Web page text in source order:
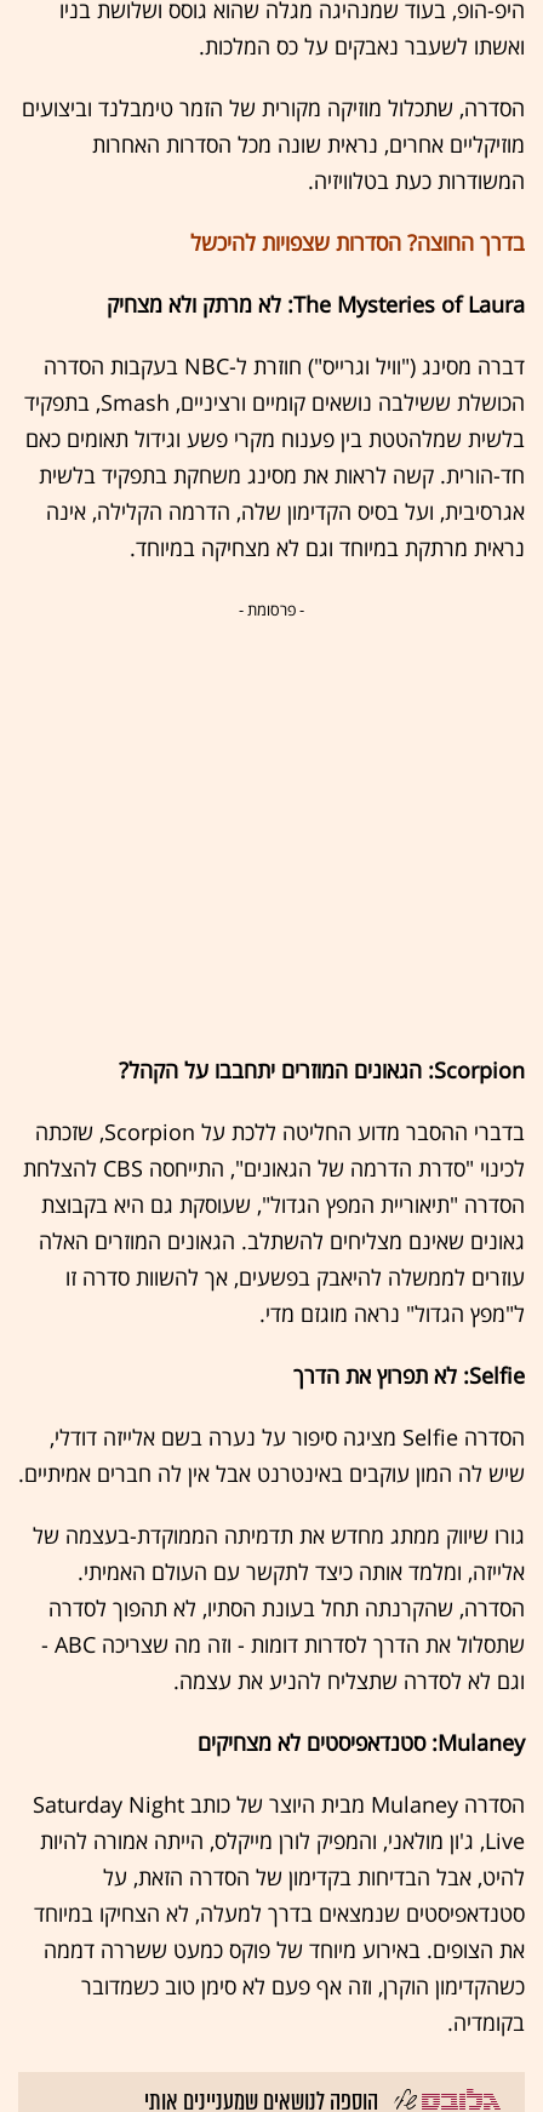
היפ-הופ, בעוד שמנהיגה מגלה שהוא גוסס ושלושת בניו
ואשתו לשעבר נאבקים על כס המלכות.
הסדרה, שתכלול מוזיקה מקורית של הזמר טימבלנד וביצועים
מוזיקליים אחרים, נראית שונה מכל הסדרות האחרות
המשודרות כעת בטלוויזיה.
בדרך החוצה? הסדרות שצפויות להיכשל
The Mysteries of Laura: לא מרתק ולא מצחיק
דברה מסינג ("וויל וגרייס") חוזרת ל-NBC בעקבות הסדרה
הכושלת ששילבה נושאים קומיים ורציניים, Smash, בתפקיד
בלשית שמלהטטת בין פענוח מקרי פשע וגידול תאומים כאם
חד-הורית. קשה לראות את מסינג משחקת בתפקיד בלשית
אגרסיבית, ועל בסיס הקדימון שלה, הדרמה הקלילה, אינה
נראית מרתקת במיוחד וגם לא מצחיקה במיוחד.
- פרסומת -
Scorpion: הגאונים המוזרים יתחבבו על הקהל?
בדברי ההסבר מדוע החליטה ללכת על Scorpion, שזכתה
לכינוי "סדרת הדרמה של הגאונים", התייחסה CBS להצלחת
הסדרה "תיאוריית המפץ הגדול", שעוסקת גם היא בקבוצת
גאונים שאינם מצליחים להשתלב. הגאונים המוזרים האלה
עוזרים לממשלה להיאבק בפשעים, אך להשוות סדרה זו
ל"מפץ הגדול" נראה מוגזם מדי.
Selfie: לא תפרוץ את הדרך
הסדרה Selfie מציגה סיפור על נערה בשם אלייזה דודלי,
שיש לה המון עוקבים באינטרנט אבל אין לה חברים אמיתיים.
גורו שיווק ממתג מחדש את תדמיתה הממוקדת-בעצמה של
אלייזה, ומלמד אותה כיצד לתקשר עם העולם האמיתי.
הסדרה, שהקרנתה תחל בעונת הסתיו, לא תהפוך לסדרה
שתסלול את הדרך לסדרות דומות - וזה מה שצריכה ABC -
וגם לא לסדרה שתצליח להניע את עצמה.
Mulaney: סטנדאפיסטים לא מצחיקים
הסדרה Mulaney מבית היוצר של כותב Saturday Night
Live, ג'ון מולאני, והמפיק לורן מייקלס, הייתה אמורה להיות
להיט, אבל הבדיחות בקדימון של הסדרה הזאת, על
סטנדאפיסטים שנמצאים בדרך למעלה, לא הצחיקו במיוחד
את הצופים. באירוע מיוחד של פוקס כמעט ששררה דממה
כשהקדימון הוקרן, וזה אף פעם לא סימן טוב כשמדובר
בקומדיה.
הוספה לנושאים שמעניינים אותי